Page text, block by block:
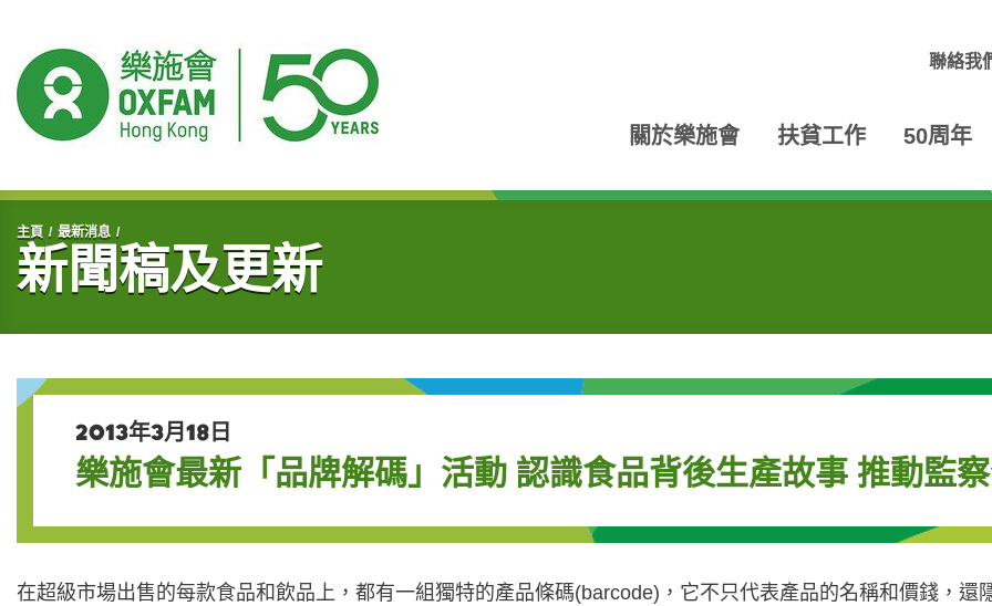
聯絡我
關於樂施會 扶貧工作 50周年
開始主要內容
主頁 最新消息
新聞稿及更新
2013年3月18日
樂施會最新「品牌解碼」活動 認識食品背後生產故事 推動監
在超級市場出售的每款食品和飲品上，都有一組獨特的產品條碼(barcode)，它不只代表產品的名稱和價錢，